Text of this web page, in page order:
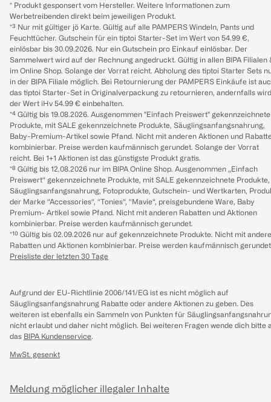
* Produkt gesponsert vom Hersteller. Weitere Informationen zum
Werbetreibenden direkt beim jeweiligen Produkt.
*³ Nur mit gültiger jö Karte. Gültig auf alle PAMPERS Windeln, Pants und
Feuchttücher. Gutschein für ein tiptoi Starter-Set im Wert von 54.99 €,
einlösbar bis 30.09.2026. Nur ein Gutschein pro Einkauf einlösbar. Der
Sammelwert wird auf der Rechnung angedruckt. Gültig in allen BIPA Filialen
im Online Shop. Solange der Vorrat reicht. Abholung des tiptoi Starter Sets
in der BIPA Filiale möglich. Bei Retournierung der PAMPERS Einkäufe ist
das tiptoi Starter-Set in Originalverpackung zu retournieren, andernfalls wird
der Wert iHv 54.99 € einbehalten.
*⁴ Gültig bis 19.08.2026. Ausgenommen "Einfach Preiswert" gekennzeichnete
Produkte, mit SALE gekennzeichnete Produkte, Säuglingsanfangsnahrung,
Baby-Premium-Artikel sowie Pfand. Nicht mit anderen Aktionen und
kombinierbar. Preise werden kaufmännisch gerundet. Solange der Vorrat
reicht. Bei 1+1 Aktionen ist das günstigste Produkt gratis.
*⁸ Gültig bis 12.08.2026 nur im BIPA Online Shop. Ausgenommen „Einfach
Preiswert“ gekennzeichnete Produkte, mit SALE gekennzeichnete Produkte,
Säuglingsanfangsnahrung, Fotoprodukte, Gutschein- und Wertkarten,
der Marke “Accessories“, “Tonies“, “Mavie“, preisgebundene Ware, Baby
Premium- Artikel sowie Pfand. Nicht mit anderen Rabatten und Aktionen
kombinierbar. Preise werden kaufmännisch gerundet.
*¹⁰ Gültig bis 02.09.2026 nur auf gekennzeichnete Produkte. Nicht mit
Rabatten und Aktionen kombinierbar. Preise werden kaufmännisch
Preisliste der letzten 30 Tage
Aufgrund der EU-Richtlinie 2006/141/EG ist es nicht möglich auf
Säuglingsanfangsnahrung Rabatte oder andere Aktionen zu geben. Des
weiteren ist ebenfalls ein Sammeln von Punkten für
nicht erlaubt und daher nicht möglich. Bei weiteren Fragen wende dich bitte
das BIPA Kundenservice.
MwSt. gesenkt
Meldung möglicher illegaler Inhalte